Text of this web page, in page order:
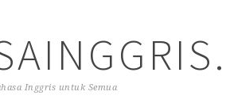
Inggris untuk Semua